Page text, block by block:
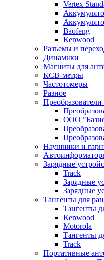
Vertex
Baofeng
Kenwood
Разъемы и
Динамики
Магниты для
КСВ-метры
Частотомеры
Разное
ООО
Наушники и
Зарядные
Track
Зарядные
Зарядные
Тангенты для
Тангенты
Kenwood
Motorola
Тангенты
Track
Портативные